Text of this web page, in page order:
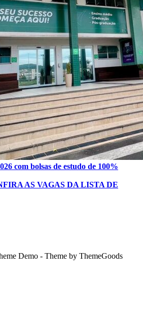
com bolsas de estudo de 100%
AS VAGAS DA LISTA DE
Demo - Theme by ThemeGoods